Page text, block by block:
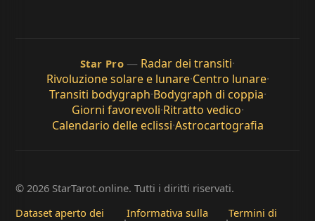
Star Pro — Radar dei transiti·
Rivoluzione solare e lunare·Centro lunare·
Transiti bodygraph·Bodygraph di coppia·
Giorni favorevoli·Ritratto vedico·
Calendario delle eclissi·Astrocartografia
© 2026 StarTarot.online. Tutti i diritti riservati.
Dataset aperto dei
Informativa sulla
Termini di